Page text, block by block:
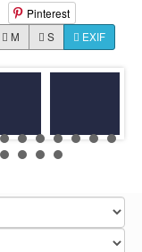
Pinterest
M S EXIF